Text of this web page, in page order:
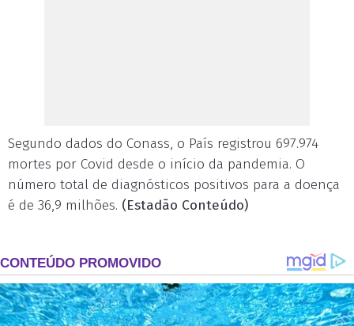
Segundo dados do Conass, o País registrou 697.974
mortes por Covid desde o início da pandemia. O
número total de diagnósticos positivos para a doença
é de 36,9 milhões. (Estadão Conteúdo)